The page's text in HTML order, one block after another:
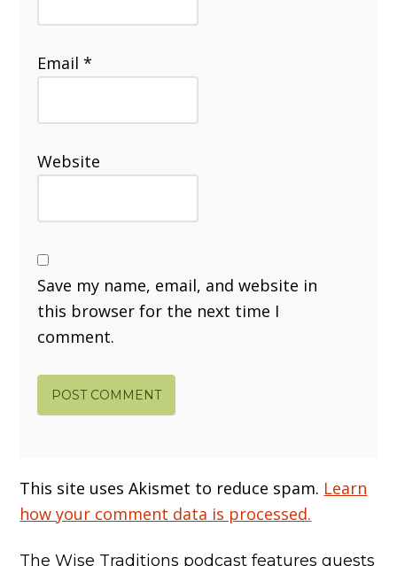
Email*
Website
Save my name, email, and website in
this browser for the next time I
comment.
This site uses Akismet to reduce spam. Learn
how your comment data is processed.
The Wise Traditions podcast features guests